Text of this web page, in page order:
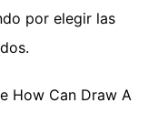
por elegir las
How Can Draw A